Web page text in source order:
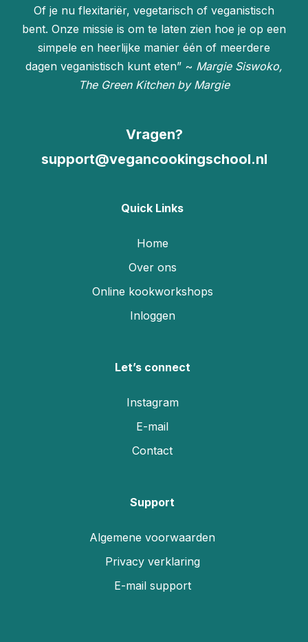
Of je nu flexitariër, vegetarisch of veganistisch
bent. Onze missie is om te laten zien hoe je op een
simpele en heerlijke manier één of meerdere
dagen veganistisch kunt eten” ~ Margie Siswoko,
The Green Kitchen by Margie
Vragen?
support@vegancookingschool.nl
Quick Links
Home
Over ons
Online kookworkshops
Inloggen
Let’s connect
Instagram
E-mail
Contact
Support
Algemene voorwaarden
Privacy verklaring
E-mail support